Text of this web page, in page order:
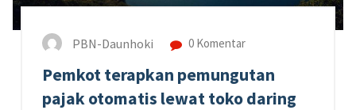
PBN-Daunhoki 0 Komentar
Pemkot terapkan pemungutan
pajak otomatis lewat toko daring